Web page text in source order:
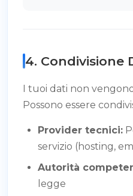
4. Condivisione
I tuoi dati non
Possono essere
Provider tecnici:
servizio (hosting,
Autorità
legge